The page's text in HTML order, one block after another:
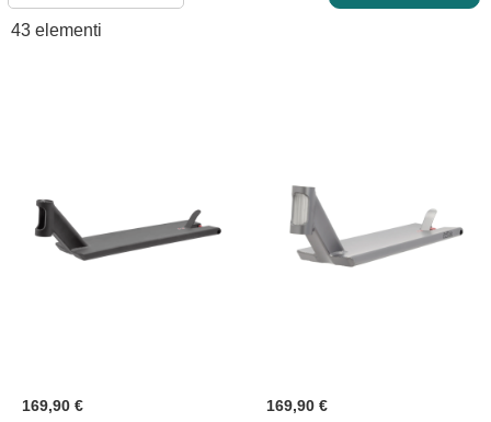
43 elementi
169,90 € 169,90 €